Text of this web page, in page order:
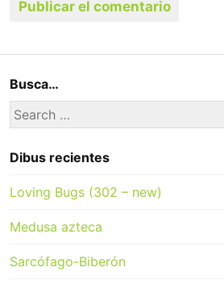
Busca…
Search
for:
Dibus recientes
Loving Bugs (302 – new)
Medusa azteca
Sarcófago-Biberón